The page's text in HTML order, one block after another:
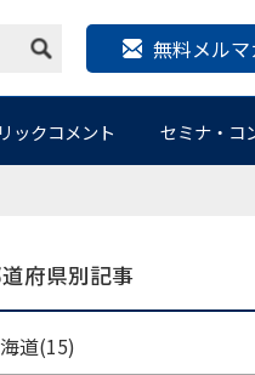
無料メル
ックコメント セミナ・コ
府県別記事
道(15)